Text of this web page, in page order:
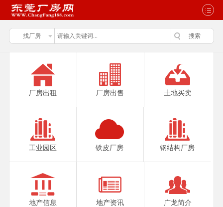
厂房出租 厂房出售 土地买卖
工业园区 铁皮厂房 钢结构厂房
地产信息 地产资讯 广龙简介